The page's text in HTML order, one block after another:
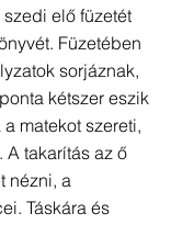
elő füzetét
Füzetében
sorjáznak,
kétszer eszik
matekot szereti,
A takarítás az ő
nézni, a
Táskára és